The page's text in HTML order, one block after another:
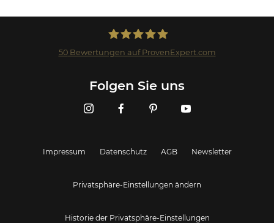
50Bewertungen auf ProvenExpert.com
Folgen Sie uns
Impressum Datenschutz AGB Newsletter
Privatsphäre-Einstellungen ändern
Historie der Privatsphäre-Einstellungen